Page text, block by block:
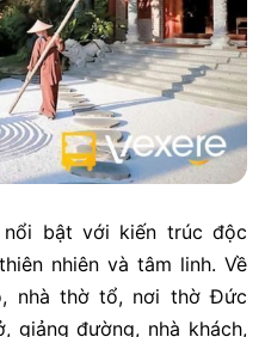
nổi bật với kiến trúc độc
nhiên và tâm linh. Về
nhà thờ tổ, nơi thờ Đức
giảng đường, nhà khách,